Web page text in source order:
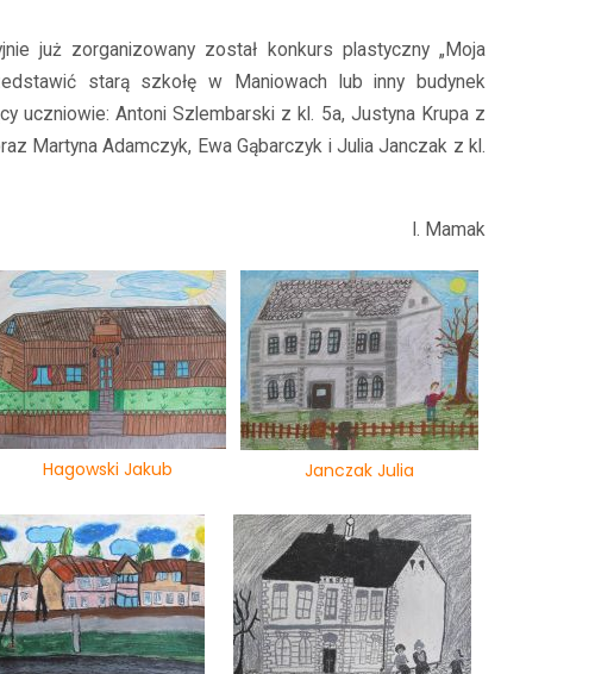
już zorganizowany został konkurs plastyczny „Moja
starą szkołę w Maniowach lub inny budynek
uczniowie: Antoni Szlembarski z kl. 5a, Justyna Krupa z
Martyna Adamczyk, Ewa Gąbarczyk i Julia Janczak z kl.
I. Mamak
Hagowski Jakub Janczak Julia